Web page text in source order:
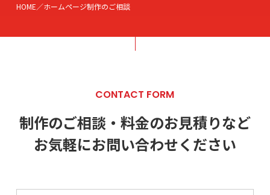
HOME ホームページ制作のご相談
CONTACT FORM
制作のご相談・料金のお見積りなど
お気軽にお問い合わせください